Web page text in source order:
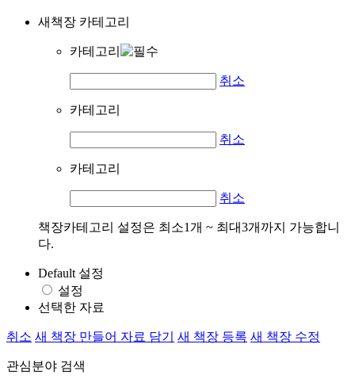
새책장 카테고리
카테고리
취소
카테고리
취소
카테고리
취소
책장카테고리 설정은 최소1개 ~ 최대3개까지 가능합니
다.
Default 설정
설정
선택한 자료
취소 새 책장 만들어 자료 담기 새 책장 등록 새 책장 수정
관심분야 검색